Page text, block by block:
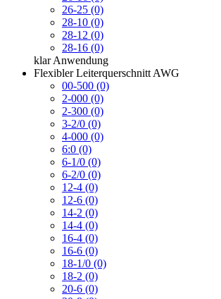
26-25 (0)
28-10 (0)
28-12 (0)
28-16 (0)
klar Anwendung
Flexibler Leiterquerschnitt AWG
00-500 (0)
2-000 (0)
2-300 (0)
3-2/0 (0)
4-000 (0)
6:0 (0)
6-1/0 (0)
6-2/0 (0)
12-4 (0)
12-6 (0)
14-2 (0)
14-4 (0)
16-4 (0)
16-6 (0)
18-1/0 (0)
18-2 (0)
20-6 (0)